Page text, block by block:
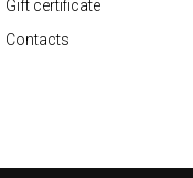
Gift certificate
Contacts